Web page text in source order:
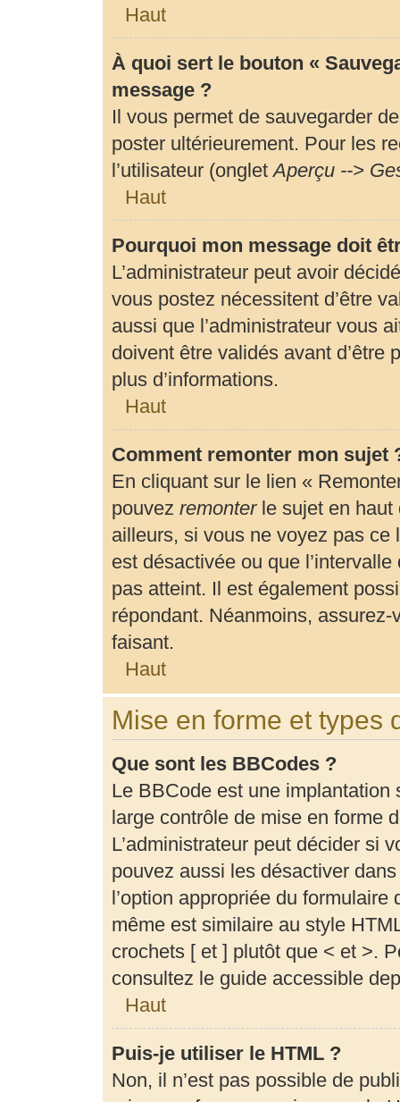
Haut
À quoi sert le bouton «
message ?
Il vous permet de sauvegarder
poster ultérieurement. Pour les
l’utilisateur (ongletAperçu -->
Haut
Pourquoi mon message doit
L’administrateur peut avoir
vous postez nécessitent d’être
aussi que l’administrateur vous
doivent être validés avant d’être
plus d’informations.
Haut
Comment remonter mon sujet
En cliquant sur le lien «
pouvez remonterle sujet en haut
ailleurs, si vous ne voyez pas
est désactivée ou que
pas atteint. Il est également
répondant. Néanmoins,
faisant.
Haut
Mise en forme et types
Que sont les BBCodes ?
Le BBCode est une
large contrôle de mise en forme
L’administrateur peut décider si
pouvez aussi les désactiver
l’option appropriée du
même est similaire au style
crochets [ et ] plutôt que < et >.
consultez le guide accessible
Haut
Puis-je utiliser le HTML ?
Non, il n’est pas possible de